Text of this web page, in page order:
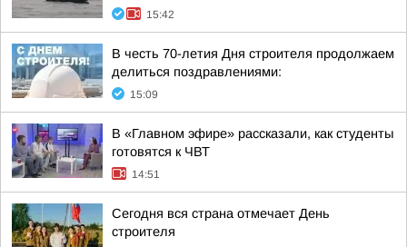
15:42
В честь 70-летия Дня строителя продолжаем
делиться поздравлениями:
15:09
В «Главном эфире» рассказали, как студенты
готовятся к ЧВТ
14:51
Сегодня вся страна отмечает День
строителя